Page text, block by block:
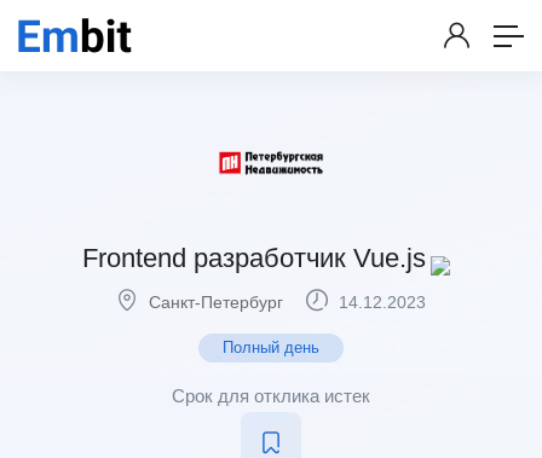
Frontend разработчик Vue.js
Санкт-Петербург 14.12.2023
Полный день
Срок для отклика истек